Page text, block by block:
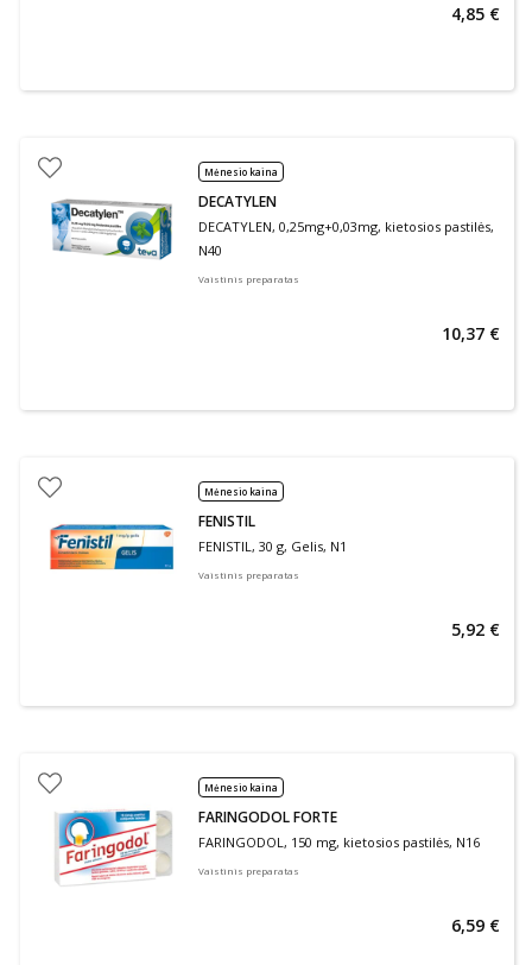
4,85 €
Mėnesio kaina
DECATYLEN
DECATYLEN, 0,25mg+0,03mg, kietosios pastilės,
N40
Vaistinis preparatas
10,37 €
Mėnesio kaina
FENISTIL
FENISTIL, 30 g, Gelis, N1
Vaistinis preparatas
5,92 €
Mėnesio kaina
FARINGODOL FORTE
FARINGODOL, 150 mg, kietosios pastilės, N16
Vaistinis preparatas
6,59 €